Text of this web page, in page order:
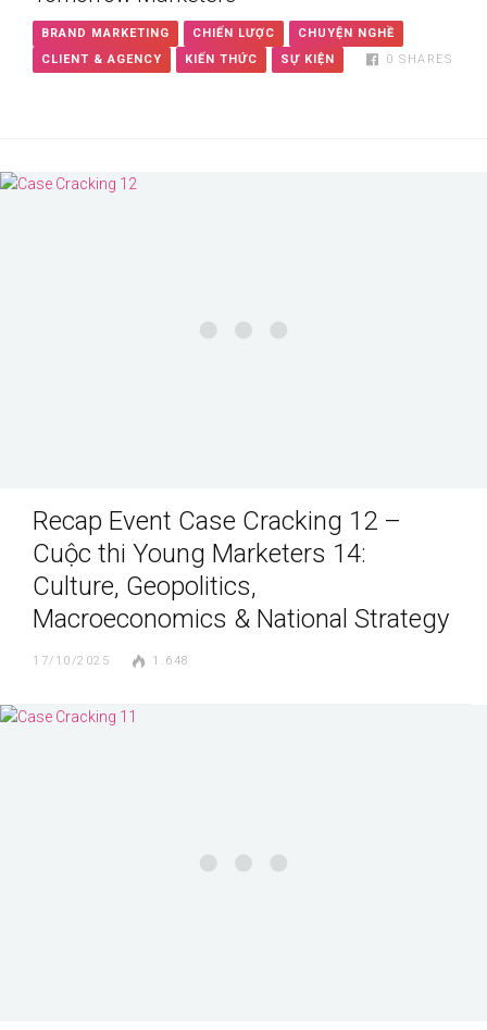
BRAND MARKETING CHIẾN LƯỢC
CHUYỆN NGHỀ
CLIENT & AGENCY
KIẾN THỨC SỰ KIỆN 0 SHARES
Recap Event Case Cracking 12 –
Cuộc thi Young Marketers 14:
Culture, Geopolitics,
Macroeconomics & National Strategy
17/10/2025 1.648